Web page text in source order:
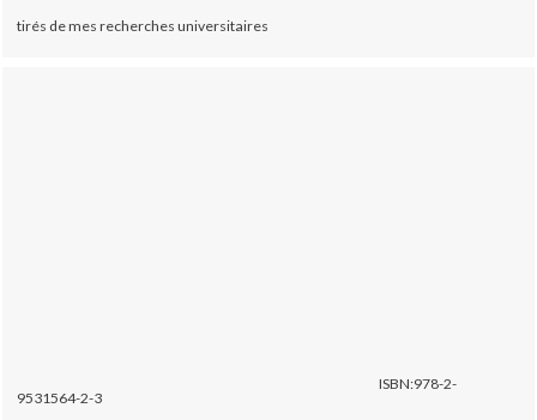
tirés de mes recherches universitaires
ISBN:978-2-
9531564-2-3